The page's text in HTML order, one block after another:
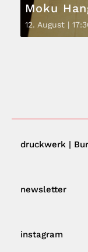
Moku
12. August |
druckwerk |
newsletter
instagram